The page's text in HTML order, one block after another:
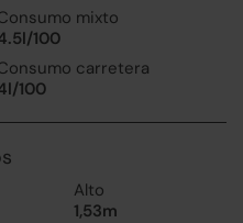
mixto
100
carretera
100
Alto
1,53m